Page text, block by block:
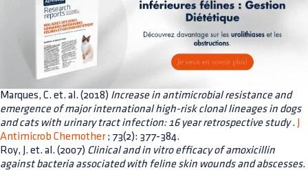
Marques, C. et. al. (2018) Increase in antimicrobial resistance and
emergence of major international high-risk clonal lineages in dogs
and cats with urinary tract infection: 16 year retrospective study.
Antimicrob Chemother; 73(2): 377-384.
Roy, J. et. al. (2007) Clinical and in vitro efficacy of amoxicillin
against bacteria associated with feline skin wounds and abscesses.